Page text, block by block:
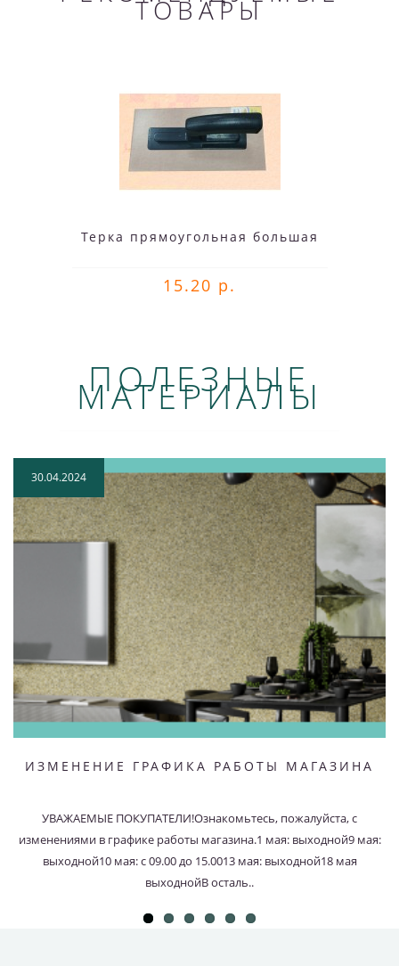
ТОВАРЫ
Терка прямоугольная большая
15.20 р.
ПОЛЕЗНЫЕ
МАТЕРИАЛЫ
30.04.2024
ИЗМЕНЕНИЕ ГРАФИКА РАБОТЫ МАГАЗИНА
УВАЖАЕМЫЕ ПОКУПАТЕЛИ!Ознакомьтесь, пожалуйста, с
изменениями в графике работы магазина.1 мая: выходной9 мая:
выходной10 мая: с 09.00 до 15.0013 мая: выходной18 мая
выходнойВ осталь..